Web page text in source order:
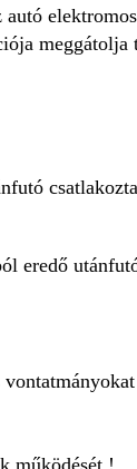
eredő
működését !